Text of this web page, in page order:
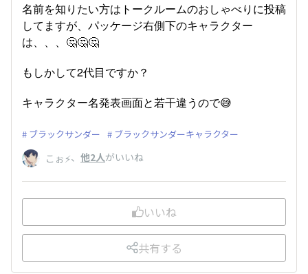
名前を知りたい方はトークルームのおしゃべりに投稿
してますが、パッケージ右側下のキャラクター
は、、、🤔🤔🤔
もしかして2代目ですか？
キャラクター名発表画面と若干違うので😅
ブラックサンダー ブラックサンダーキャラクター
こぉ⚡️、 他2人がいいね
いいね
共有する